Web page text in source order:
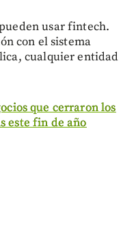
usar fintech.
con el sistema
cualquier entidad
que cerraron los
este fin de año